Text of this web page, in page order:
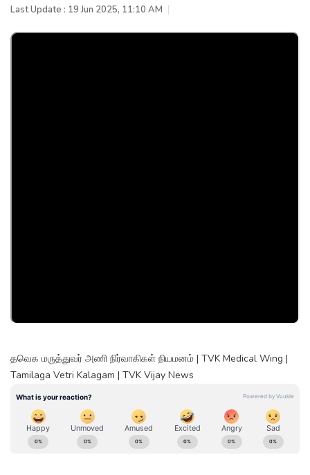
Last Update : 19 Jun 2025, 11:10 AM
தவெக மருத்துவர் அணி நிர்வாகிகள் நியமனம் | TVK Medical Wing |
Tamilaga Vetri Kalagam | TVK Vijay News